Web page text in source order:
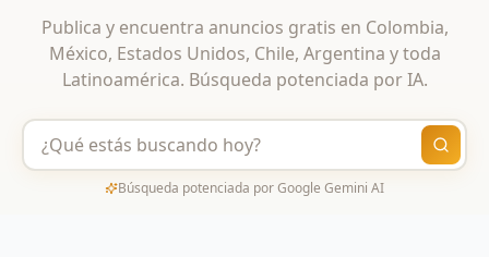
Publica y encuentra anuncios gratis en Colombia,
México, Estados Unidos, Chile, Argentina y toda
Latinoamérica. Búsqueda potenciada por IA.
Buscar
Búsqueda potenciada por Google Gemini AI